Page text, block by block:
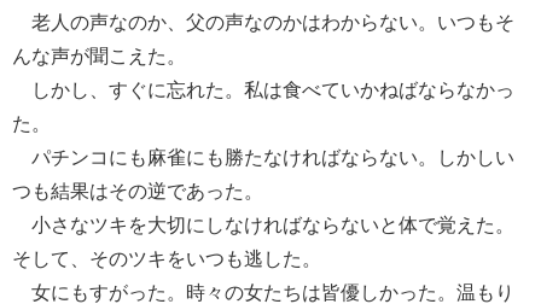
老人の声なのか、父の声なのかはわからない。いつもそ
んな声が聞こえた。
しかし、すぐに忘れた。私は食べていかねばならなかっ
た。
パチンコにも麻雀にも勝たなければならない。しかしい
つも結果はその逆であった。
小さなツキを大切にしなければならないと体で覚えた。
そして、そのツキをいつも逃した。
女にもすがった。時々の女たちは皆優しかった。温もり